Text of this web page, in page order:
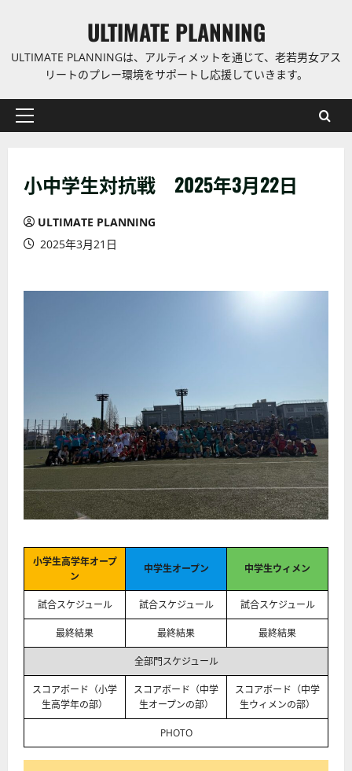
ULTIMATE PLANNING
ULTIMATE PLANNINGは、アルティメットを通じて、老若男女アス
リートのプレー環境をサポートし応援していきます。
プ
マ
リ
ー
メ
ー
小中学生対抗戦 2025年3月22日
ULTIMATE PLANNING
2025年3月21日
小学生高学年オープ
ン
中学生オープン 中学生ウィメン
試合スケジュール 試合スケジュール 試合スケジュール
最終結果 最終結果 最終結果
全部門スケジュール
スコアボード（小学
生高学年の部）
スコアボード（中学
生オープンの部）
スコアボード（中学
生ウィメンの部）
PHOTO